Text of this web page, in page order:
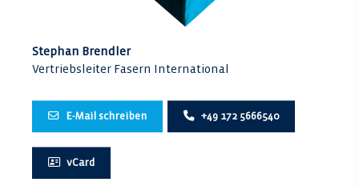
Stephan Brendler
Vertriebsleiter Fasern International
E-Mail schreiben +49 172 5666540
vCard